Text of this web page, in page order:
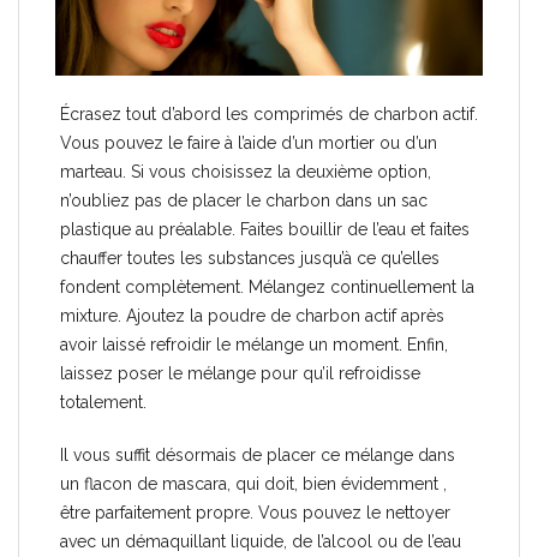
Écrasez tout d’abord les comprimés de charbon actif.
Vous pouvez le faire à l’aide d’un mortier ou d’un
marteau. Si vous choisissez la deuxième option,
n’oubliez pas de placer le charbon dans un sac
plastique au préalable. Faites bouillir de l’eau et faites
chauffer toutes les substances jusqu’à ce qu’elles
fondent complètement. Mélangez continuellement la
mixture. Ajoutez la poudre de charbon actif après
avoir laissé refroidir le mélange un moment. Enfin,
laissez poser le mélange pour qu’il refroidisse
totalement.
Il vous suffit désormais de placer ce mélange dans
un flacon de mascara, qui doit, bien évidemment ,
être parfaitement propre. Vous pouvez le nettoyer
avec un démaquillant liquide, de l’alcool ou de l’eau